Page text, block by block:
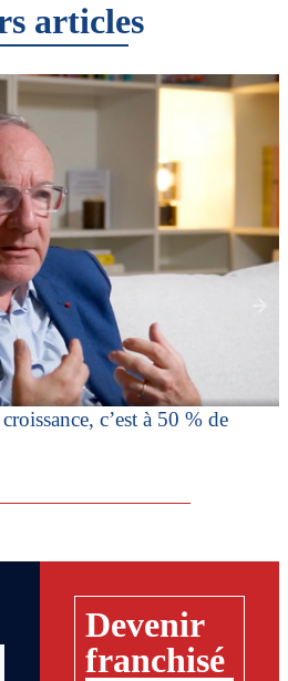
articles
c’est à 50 % de
Devenir
franchisé